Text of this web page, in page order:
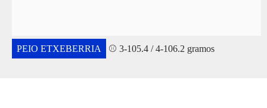
PEIO ETXEBERRIA ⚾ 3-105.4 / 4-106.2 gramos